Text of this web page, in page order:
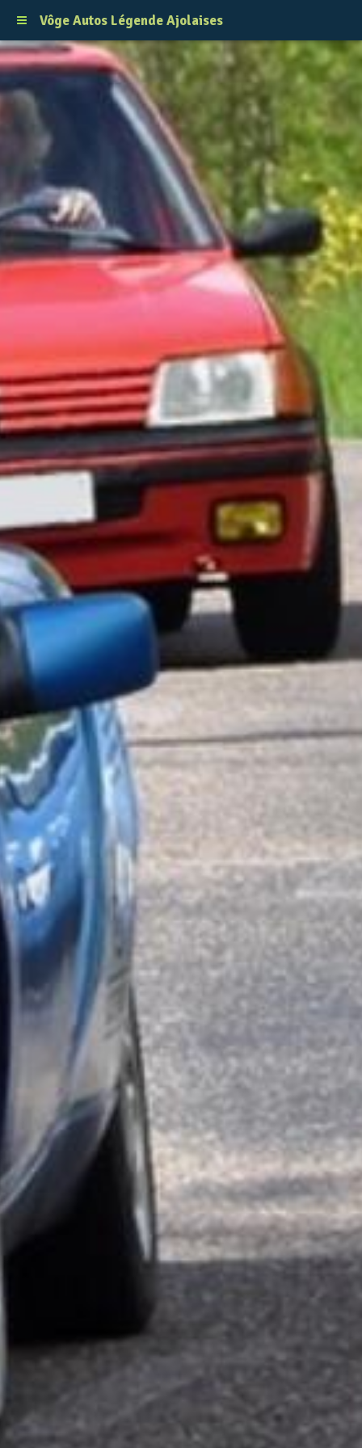
Vôge Autos Légende Ajolaises